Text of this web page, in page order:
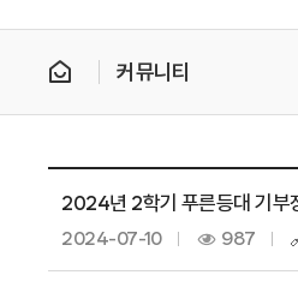
커뮤니티
2024년 2학기 푸른등대 기부
2024-07-10 987